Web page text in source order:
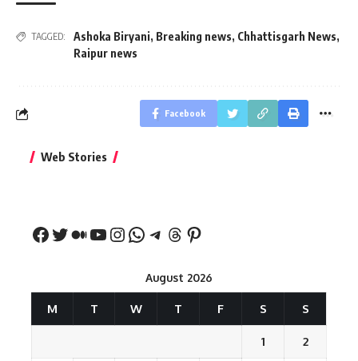
TAGGED: Ashoka Biryani, Breaking news, Chhattisgarh News,
Raipur news
Facebook
Web Stories
नीतीश कुमार का पहला
August 2026
M T W T F S S
1 2